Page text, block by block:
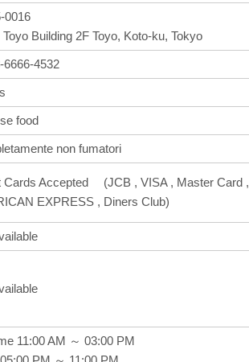
0016
Toyo Building 2F Toyo, Koto-ku, Tokyo
6666-4532
food
non fumatori
Cards Accepted (JCB , VISA , Master Card ,
EXPRESS , Diners Club)
11:00 AM ～ 03:00 PM